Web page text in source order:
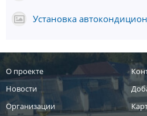
Установка
О проекте
Новости
Организации